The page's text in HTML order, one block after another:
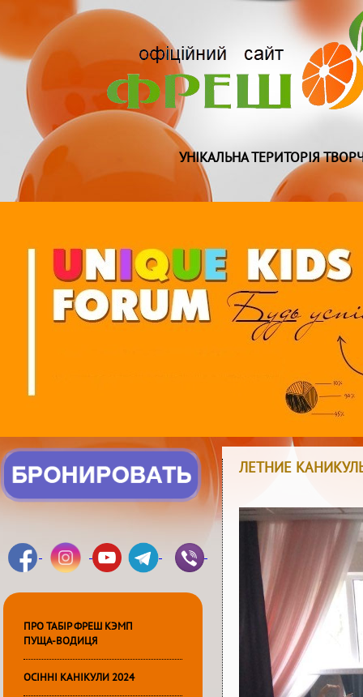
УНІКАЛЬНА ТЕРИТОРІЯ
ПРО ТАБІР ФРЕШ КЭМП
ПУЩА-ВОДИЦЯ
ОСІННІ КАНІКУЛИ 2024
ЛЕТНИЕ